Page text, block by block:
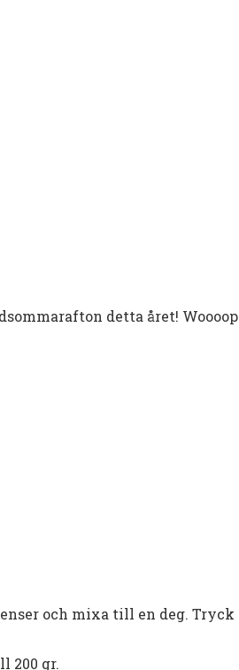
detta året! Woooop
och mixa till en deg. Tryck
200 gr.